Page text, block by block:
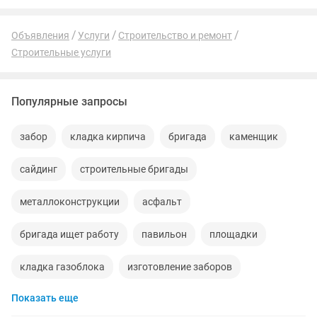
Объявления Услуги
Строительство и ремонт
Строительные услуги
Популярные запросы
забор кладка кирпича бригада каменщик
сайдинг строительные бригады
металлоконструкции асфальт
бригада ищет работу павильон площадки
кладка газоблока изготовление заборов
выравнивание пола
Показать еще